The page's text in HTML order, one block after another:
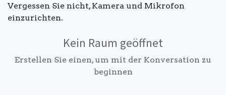
Vergessen Sie nicht, Kamera und Mikrofon
einzurichten.
Kein Raum geöffnet
Erstellen Sie einen, um mit der Konversation zu
beginnen